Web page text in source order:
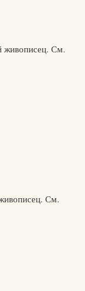
живописец. См.
См.